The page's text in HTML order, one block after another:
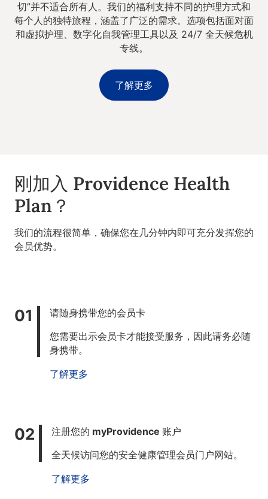
切”并不适合所有人。我们的福利支持不同的护理方式和
每个人的独特旅程，涵盖了广泛的需求。选项包括面对面
和虚拟护理、数字化自我管理工具以及 24/7 全天候危机
专线。
了解更多
刚加入 Providence Health
Plan？
我们的流程很简单，确保您在几分钟内即可充分发挥您的
会员优势。
请随身携带您的会员卡
您需要出示会员卡才能接受服务，因此请务必随
身携带。
了解更多
注册您的 myProvidence 账户
全天候访问您的安全健康管理会员门户网站。
了解更多